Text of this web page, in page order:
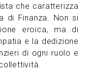
che caratterizza
di Finanza. Non si
eroica, ma di
e la dedizione
di ogni ruolo e